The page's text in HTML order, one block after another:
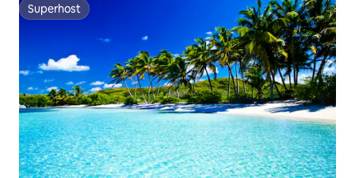
Superhost
Superhost